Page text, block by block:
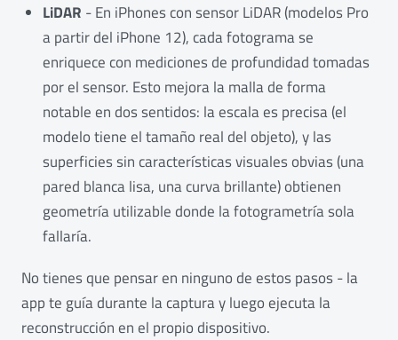
LiDAR - En iPhones con sensor LiDAR (modelos Pro
a partir del iPhone 12), cada fotograma se
enriquece con mediciones de profundidad tomadas
por el sensor. Esto mejora la malla de forma
notable en dos sentidos: la escala es precisa (el
modelo tiene el tamaño real del objeto), y las
superficies sin características visuales obvias (una
pared blanca lisa, una curva brillante) obtienen
geometría utilizable donde la fotogrametría sola
fallaría.
No tienes que pensar en ninguno de estos pasos - la
app te guía durante la captura y luego ejecuta la
reconstrucción en el propio dispositivo.